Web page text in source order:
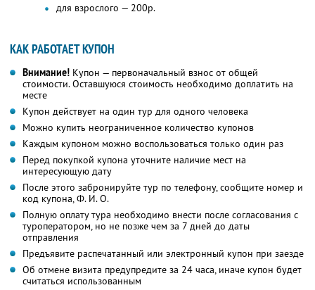
для взрослого — 200р.
КАК РАБОТАЕТ КУПОН
Внимание! Купон — первоначальный взнос от общей
стоимости. Оставшуюся стоимость необходимо доплатить на
месте
Купон действует на один тур для одного человека
Можно купить неограниченное количество купонов
Каждым купоном можно воспользоваться только один раз
Перед покупкой купона уточните наличие мест на
интересующую дату
После этого забронируйте тур по телефону, сообщите номер и
код купона,Ф. И. О.
Полную оплату тура необходимо внести после согласования с
туроператором, но не позже чем за 7 дней до даты
отправления
Предъявите распечатанный или электронный купон при заезде
Об отмене визита предупредите за 24 часа, иначе купон будет
считаться использованным